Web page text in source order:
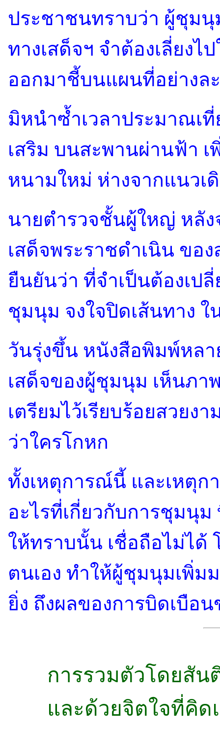
ประชาชนทราบว่า ผู้ชุม
ทางเสด็จฯ จำต้องเลี่ยง
ออกมาชี้บนแผนที่อย่างล
มิหนำซ้ำเวลาประมาณเ
เสริม บนสะพานผ่านฟ้า
หนามใหม่ ห่างจากแนวเ
นายตำรวจชั้นผู้ใหญ่ หลัง
เสด็จพระราชดำเนิน ขอ
ยืนยันว่า ที่จำเป็นต้องเป
ชุมนุม จงใจปิดเส้นทาง
วันรุ่งขึ้น หนังสือพิมพ์หล
เสด็จของผู้ชุมนุม เห็นภา
เตรียมไว้เรียบร้อยสวยง
ว่าใครโกหก
ทั้งเหตุการณ์นี้ และเหตุ
อะไรที่เกี่ยวกับการชุมนุ
ให้ทราบนั้น เชื่อถือไม่ได้
ตนเอง ทำให้ผู้ชุมนุมเพิ่ม
ยิ่ง ถึงผลของการบิดเบือน
การรวมตัวโดยสัน
และด้วยจิตใจที่คิด